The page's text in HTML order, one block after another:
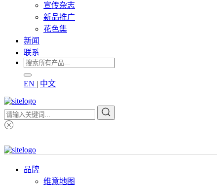
宣传杂志
新品推广
花色集
新闻
联系
EN | 中文
品牌
维意地图